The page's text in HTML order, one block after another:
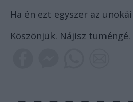
Ha én ezt egyszer az
Köszönjük. Nájisz tuméngé.